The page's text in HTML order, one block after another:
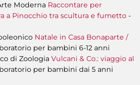
Moderna Raccontare per
a Pinocchio tra scultura e fumetto -
Natale in Casa Bonaparte /
per bambini 6-12 anni
di Zoologia Vulcani & Co.: viaggio al
per bambini dai 5 anni